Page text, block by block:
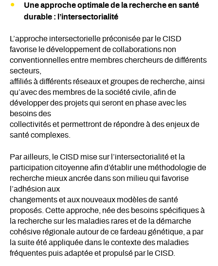
Une approche optimale de la recherche en santé
durable : l’intersectorialité
L’approche intersectorielle préconisée par le CISD
favorise le développement de collaborations non
conventionnelles entre membres chercheurs de différents
secteurs,
affiliés à différents réseaux et groupes de recherche, ainsi
qu’avec des membres de la société civile, afin de
développer des projets qui seront en phase avec les
besoins des
collectivités et permettront de répondre à des enjeux de
santé complexes.
Par ailleurs, le CISD mise sur l’intersectorialité et la
participation citoyenne afin d’établir une méthodologie de
recherche mieux ancrée dans son milieu qui favorise
l’adhésion aux
changements et aux nouveaux modèles de santé
proposés. Cette approche, née des besoins spécifiques à
la recherche sur les maladies rares et de la démarche
cohésive régionale autour de ce fardeau génétique, a par
la suite été appliquée dans le contexte des maladies
fréquentes puis adaptée et propulsé par le CISD.